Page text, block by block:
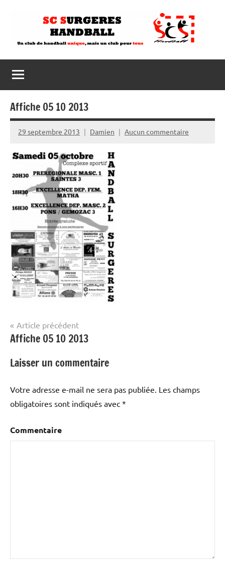
Affiche 05 10 2013
29 septembre 2013 Damien Aucun commentaire
Navigation
de
l’article
Article précédent
Affiche 05 10 2013
Laisser un commentaire
Votre adresse e-mail ne sera pas publiée. Les champs
obligatoires sont indiqués avec *
Commentaire